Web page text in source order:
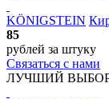
KÖNIGSTEIN
85
рублей за штуку
Связаться с нами
ЛУЧШИЙ